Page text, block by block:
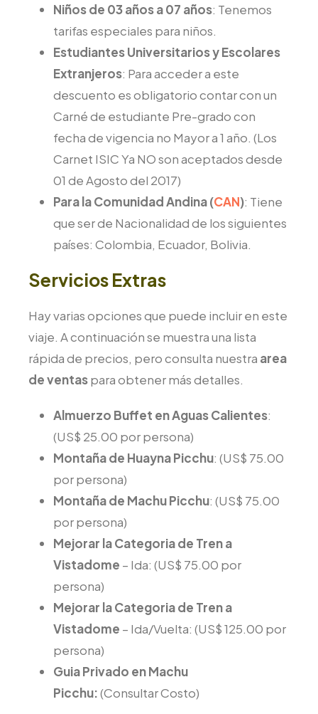
Niños de 03 años a 07 años: Tenemos
tarifas especiales para niños.
Estudiantes Universitarios y Escolares
Extranjeros: Para acceder a este
descuento es obligatorio contar con un
Carné de estudiante Pre-grado con
fecha de vigencia no Mayor a 1 año. (Los
Carnet ISIC Ya NO son aceptados desde
01 de Agosto del 2017)
Para la Comunidad Andina (CAN): Tiene
que ser de Nacionalidad de los siguientes
países: Colombia, Ecuador, Bolivia.
Servicios Extras
Hay varias opciones que puede incluir en este
viaje. A continuación se muestra una lista
rápida de precios, pero consulta nuestra area
de ventaspara obtener más detalles.
Almuerzo Buffet en Aguas Calientes:
(US$ 25.00 por persona)
Montaña de Huayna Picchu: (US$ 75.00
por persona)
Montaña de Machu Picchu: (US$ 75.00
por persona)
Mejorar la Categoria de Tren a
Vistadome – Ida: (US$ 75.00 por
persona)
Mejorar la Categoria de Tren a
Vistadome – Ida/Vuelta: (US$ 125.00 por
persona)
Guia Privado en Machu
Picchu:(Consultar Costo)